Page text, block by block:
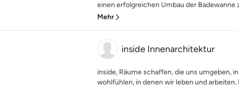
einen erfolgreichen Umbau der Badewanne
Mehr
inside Innenarchitektur
inside, Räume schaffen, die uns umgeben,
wohlfühlen, in denen wir leben und arbeiten.